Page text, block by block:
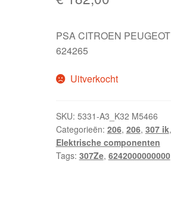
PSA CITROEN
624265
Uitverkocht
SKU: 5331-A3_K32 M5466
Categorieën: 206, 206, 307 ik,
Elektrische componenten
Tags: 307Ze, 6242000000000